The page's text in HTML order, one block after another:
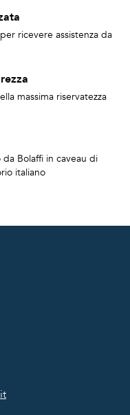
ricevere assistenza da
massima riservatezza
Bolaffi in caveau di
italiano